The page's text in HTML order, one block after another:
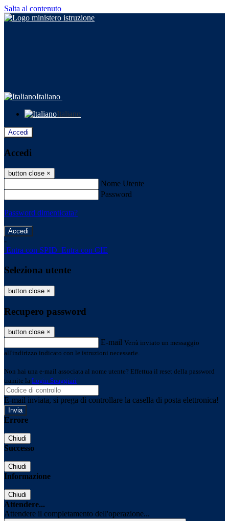
Salta al contenuto
Italiano
Italiano
Accedi
Accedi
button close ×
Nome Utente
Password
Password dimenticata?
-
Entra con SPID Entra con CIE
Seleziona utente
button close ×
Recupero password
button close ×
E-mail Verrà inviato un messaggio
all'indirizzo indicato con le istruzioni necessarie.
Non hai una e-mail associata al nome utente? Effettua il reset della password
tramite la Login Spaggiari
E-mail inviata, si prega di controllare la casella di posta elettronica!
Errore
Chiudi
Successo
Chiudi
Informazione
Chiudi
Attendere...
Attendere il completamento dell'operazione...